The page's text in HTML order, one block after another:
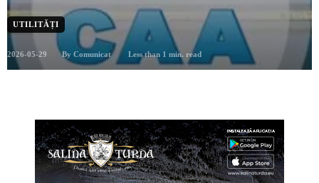
UTILITĂȚI
2026-05-29 By Comunicat Less than 1 min. read